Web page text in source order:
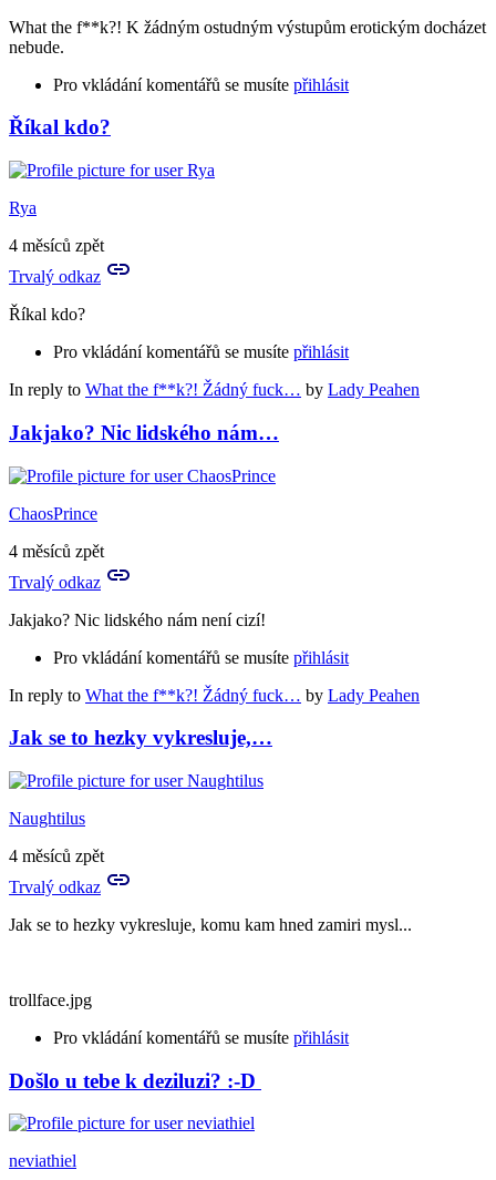
What the f**k?! K žádným ostudným výstupům erotickým docházet
nebude.
Pro vkládání komentářů se musíte přihlásit
Říkal kdo?
Rya
4 měsíců zpět
Trvalý odkaz
Říkal kdo?
Pro vkládání komentářů se musíte přihlásit
In reply to What the f**k?! Žádný fuck… by Lady Peahen
Jakjako? Nic lidského nám…
ChaosPrince
4 měsíců zpět
Trvalý odkaz
Jakjako? Nic lidského nám není cizí!
Pro vkládání komentářů se musíte přihlásit
In reply to What the f**k?! Žádný fuck… by Lady Peahen
Jak se to hezky vykresluje,…
Naughtilus
4 měsíců zpět
Trvalý odkaz
Jak se to hezky vykresluje, komu kam hned zamiri mysl...
trollface.jpg
Pro vkládání komentářů se musíte přihlásit
Došlo u tebe k deziluzi? :-D
neviathiel